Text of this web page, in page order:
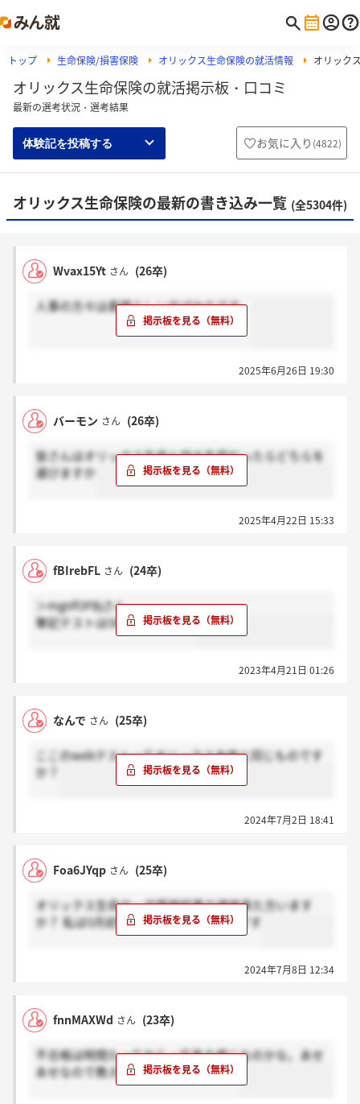
トップ 生命保険/損害保険 オリックス生命保険の就活情報 オリック
オリックス生命保険の就活掲示板・口コミ
最新の選考状況・選考結果
体験記を投稿する お気に入り (4822)
オリックス生命保険の最新の書き込み一覧 (全5304件)
Wvax15Yt さん (26卒)
人事の方々は素晴らしい方ばかりです。
2025年6月26日 19:30
バーモン さん (26卒)
皆さんはオリックス生命と四大生保だったらどちらを
選びますか
2025年4月22日 15:33
fBIrebFL さん (24卒)
＞mgnfOFBjさん
筆記テストはSPIでしょうか？
2023年4月21日 01:26
なんで さん (25卒)
ここのwebテストってオリックス本体と同じものです
か？
2024年7月2日 18:41
Foa6JYqp さん (25卒)
オリックス生命の一次面接結果の連絡来た方います
か？ 私は5月初旬に受けて音沙汰なしです
2024年7月8日 12:34
fnnMAXWd さん (23卒)
不合格は時間たってから一応来る感じなのかな。あせ
あせなので教えていただきたいです。